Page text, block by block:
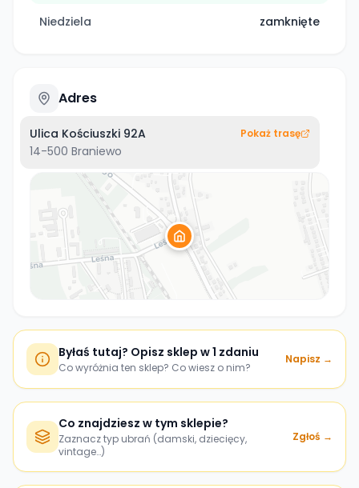
Niedziela zamknięte
Adres
Ulica Kościuszki 92A
14-500 Braniewo
Pokaż trasę
Byłaś tutaj? Opisz sklep w 1 zdaniu
Co wyróżnia ten sklep? Co wiesz o nim?
Napisz →
Co znajdziesz w tym sklepie?
Zaznacz typ ubrań (damski, dziecięcy,
vintage…)
Zgłoś →